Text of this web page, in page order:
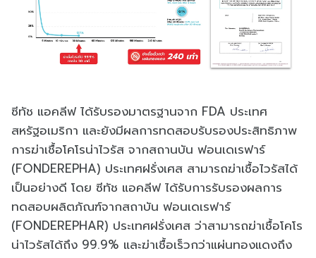
ซีทัช แอคลีฟ ได้รับรองมาตรฐานจาก FDA ประเทศ
สหรัฐอเมริกา และยังมีผลการทดสอบรับรองประสิทธิภาพ
การฆ่าเชื้อโคโรน่าไวรัส จากสถานบัน ฟอนเดเรฟาร์
(FONDEREPHA) ประเทศฝรั่งเศส สามารถฆ่าเชื้อไวรัสได้
เป็นอย่างดี โดย ซีทัช แอคลีฟ ได้รับการรับรองผลการ
ทดสอบผลิตภัณฑ์จากสถาบัน ฟอนเดเรฟาร์
(FONDEREPHAR) ประเทศฝรั่งเศส ว่าสามารถฆ่าเชื้อโคโร
น่าไวรัสได้ถึง 99.9% และฆ่าเชื้อเร็วกว่าแผ่นทองแดงถึง